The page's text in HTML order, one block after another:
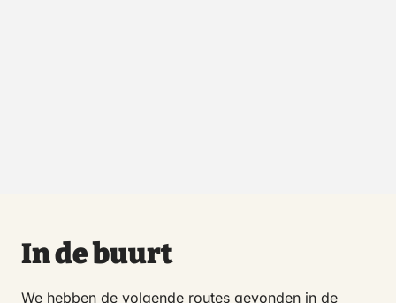
In de buurt
We hebben de volgende routes gevonden in de